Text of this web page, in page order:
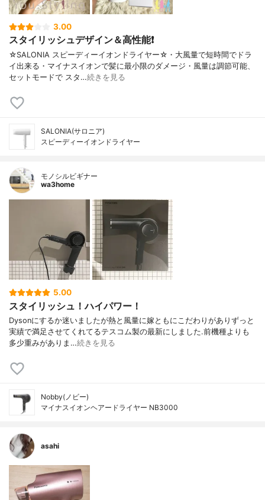
3.00
スタイリッシュデザイン＆高性能❗
☆SALONIA スピーディーイオンドライヤー☆・大風量で短時間でドラ
イ出来る・マイナスイオンで髪に最小限のダメージ・風量は調節可能、
セットモードで スタ…続きを見る
SALONIA(サロニア)
スピーディーイオンドライヤー
モノシルビギナー
wa3home
5.00
スタイリッシュ！ハイパワー！
Dysonにするか迷いましたが熱と風量に嫁ともにこだわりがありずっと
実績で満足させてくれてるテスコム製の最新にしました.前機種よりも
多少重みがありま…続きを見る
Nobby(ノビー)
マイナスイオンヘアードライヤー NB3000
asahi